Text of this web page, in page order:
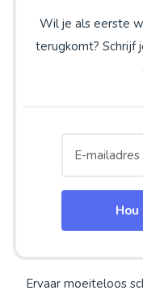
Wil je als eerste
terugkomt? Schrijf
Ervaar moeiteloos